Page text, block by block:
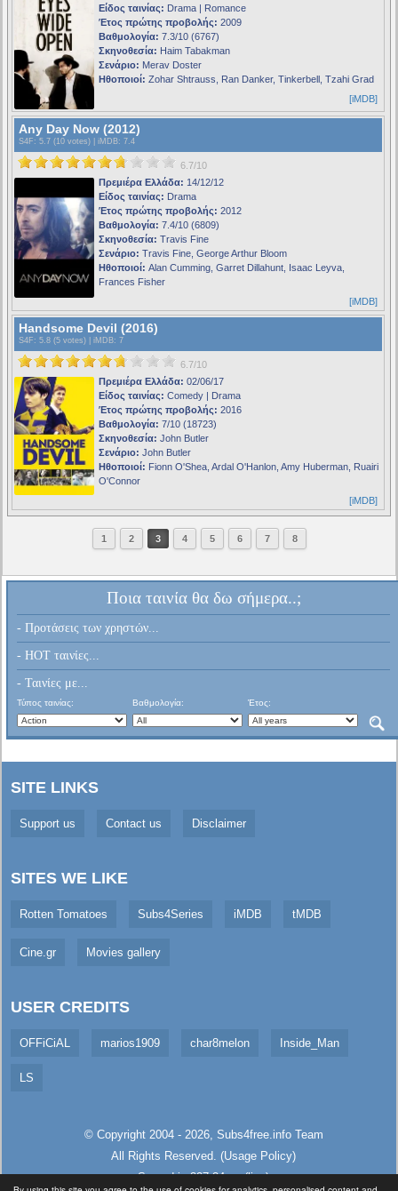
Είδος ταινίας: Drama | Romance
Έτος πρώτης προβολής: 2009
Βαθμολογία: 7.3/10 (6767)
Σκηνοθεσία: Haim Tabakman
Σενάριο: Merav Doster
Ηθοποιοί: Zohar Shtrauss, Ran Danker, Tinkerbell, Tzahi Grad
[iMDB]
Any Day Now (2012)
S4F : 5.7 (10 votes) | iMDB: 7.4
6.7/10
Πρεμιέρα Ελλάδα: 14/12/12
Είδος ταινίας: Drama
Έτος πρώτης προβολής: 2012
Βαθμολογία: 7.4/10 (6809)
Σκηνοθεσία: Travis Fine
Σενάριο: Travis Fine, George Arthur Bloom
Ηθοποιοί: Alan Cumming, Garret Dillahunt, Isaac Leyva,
Frances Fisher
[iMDB]
Handsome Devil (2016)
S4F : 5.8 (5 votes) | iMDB: 7
6.7/10
Πρεμιέρα Ελλάδα: 02/06/17
Είδος ταινίας: Comedy | Drama
Έτος πρώτης προβολής: 2016
Βαθμολογία: 7/10 (18723)
Σκηνοθεσία: John Butler
Σενάριο: John Butler
Ηθοποιοί: Fionn O'Shea, Ardal O'Hanlon, Amy Huberman, Ruairi
O'Connor
[iMDB]
1 2 3 4 5 6 7 8
Ποια ταινία θα δω σήμερα..;
- Προτάσεις των χρηστών...
- HOT ταινίες...
- Ταινίες με...
Τύπος ταινίας: Βαθμολογία: Έτος:
SITE LINKS
Support us Contact us Disclaimer
SITES WE LIKE
Rotten Tomatoes Subs4Series iMDB tMDB
Cine.gr Movies gallery
USER CREDITS
OFFiCiAL marios1909 char8melon Inside_Man
LS
© Copyright 2004 - 2026, Subs4free.infoTeam
All Rights Reserved. (Usage Policy)
Served in 327.34ms (live)